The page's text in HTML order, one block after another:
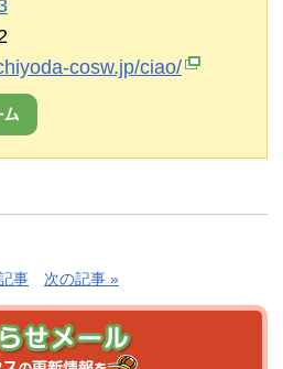
cosw.jp/ciao/
事 次の記事 »